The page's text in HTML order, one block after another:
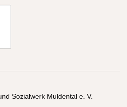
Sozialwerk Muldental e. V.